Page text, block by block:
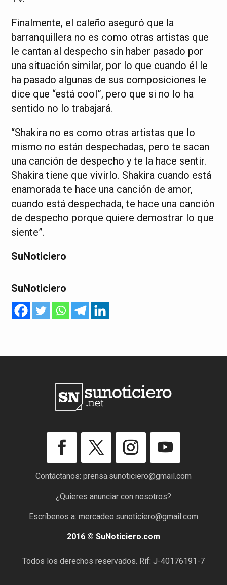
Finalmente, el caleño aseguró que la
barranquillera no es como otras artistas que
le cantan al despecho sin haber pasado por
una situación similar, por lo que cuando él le
ha pasado algunas de sus composiciones le
dice que “está cool”, pero que si no lo ha
sentido no lo trabajará.
“Shakira no es como otras artistas que lo
mismo no están despechadas, pero te sacan
una canción de despecho y te la hace sentir.
Shakira tiene que vivirlo. Shakira cuando está
enamorada te hace una canción de amor,
cuando está despechada, te hace una canción
de despecho porque quiere demostrar lo que
siente”.
SuNoticiero
SuNoticiero
Contáctanos: prensa.sunoticiero@gmail.com
¿Quieres anunciar con nosotros?
Escríbenos a: mercadeo.sunoticiero@gmail.com
2016 © SuNoticiero.com
Todos los derechos reservados. Rif: J-40176191-7